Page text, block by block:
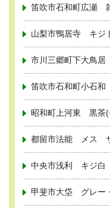
笛吹市石和町広瀬
山梨市鴨居寺 キジ
市川三郷町下大鳥
笛吹市石和町小石
昭和町上河東 黒茶(
都留市法能 メス サ
中央市浅利 キジ
甲斐市大垈 グレー